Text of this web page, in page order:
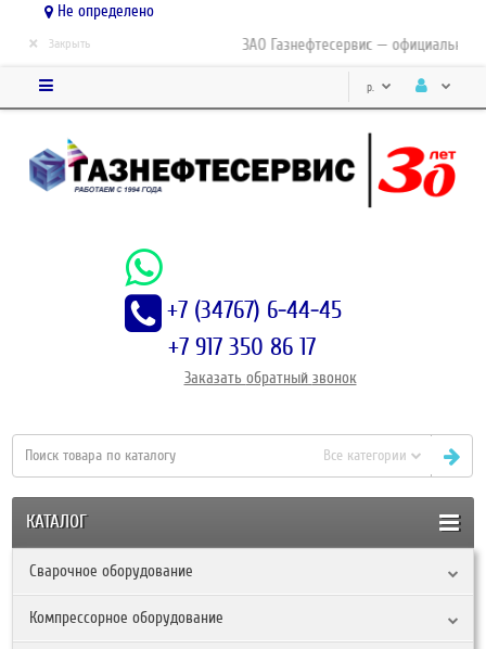
Не определено
ЗАО Газнефтесервис — официальный
× Закрыть
р.
+7 (34767) 6-44-45
+7 917 350 86 17
Заказать обратный звонок
Все категории
КАТАЛОГ
Сварочное оборудование
Компрессорное оборудование